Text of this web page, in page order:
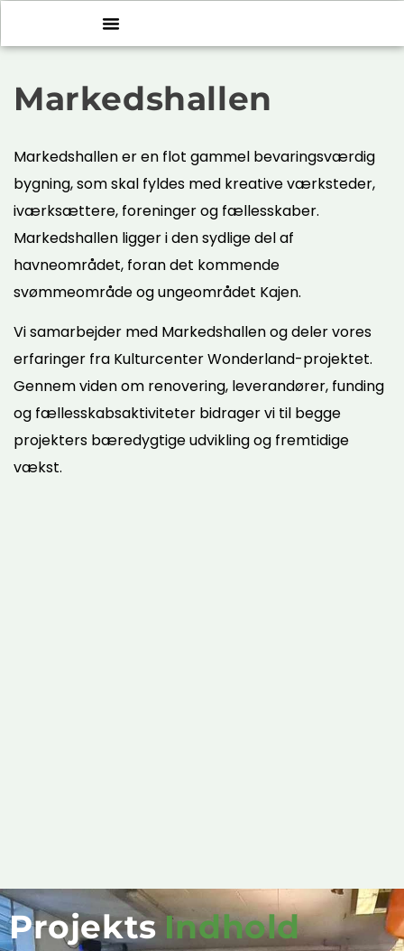
Markedshallen
Markedshallen er en flot gammel bevaringsværdig
bygning, som skal fyldes med kreative værksteder,
iværksættere, foreninger og fællesskaber.
Markedshallen ligger i den sydlige del af
havneområdet, foran det kommende
svømmeområde og ungeområdet Kajen.
Vi samarbejder med Markedshallen og deler vores
erfaringer fra Kulturcenter Wonderland-projektet.
Gennem viden om renovering, leverandører, funding
og fællesskabsaktiviteter bidrager vi til begge
projekters bæredygtige udvikling og fremtidige
vækst.
Projekts Indhold